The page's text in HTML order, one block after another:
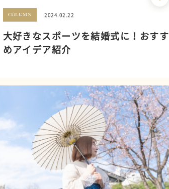
COLUMN 2024.02.22
大好きなスポーツを結婚式に！おすす
めアイデア紹介